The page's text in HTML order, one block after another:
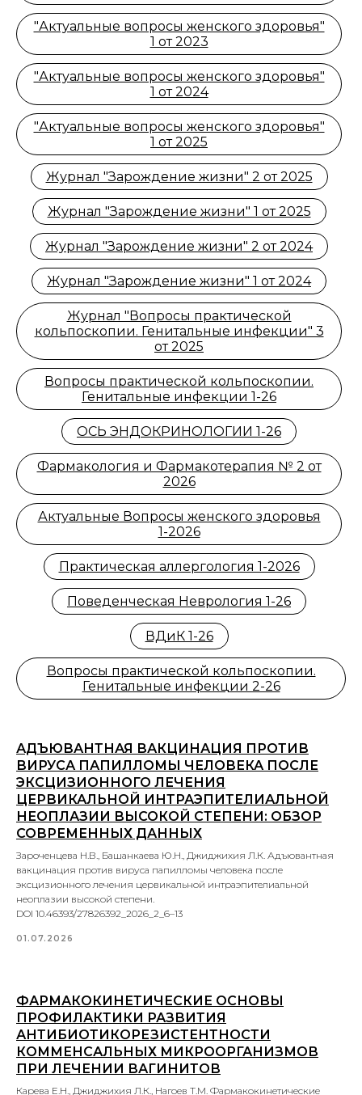
"Актуальные вопросы женского здоровья"
1 от 2023
"Актуальные вопросы женского здоровья"
1 от 2024
"Актуальные вопросы женского здоровья"
1 от 2025
Журнал "Зарождение жизни" 2 от 2025
Журнал "Зарождение жизни" 1 от 2025
Журнал "Зарождение жизни" 2 от 2024
Журнал "Зарождение жизни" 1 от 2024
Журнал "Вопросы практической
кольпоскопии. Генитальные инфекции" 3
от 2025
Вопросы практической кольпоскопии.
Генитальные инфекции 1-26
ОСЬ ЭНДОКРИНОЛОГИИ 1-26
Фармакология и Фармакотерапия № 2 от
2026
Актуальные Вопросы женского здоровья
1-2026
Практическая аллергология 1-2026
Поведенческая Неврология 1-26
ВДиК 1-26
Вопросы практической кольпоскопии.
Генитальные инфекции 2-26
АДЪЮВАНТНАЯ ВАКЦИНАЦИЯ ПРОТИВ
ВИРУСА ПАПИЛЛОМЫ ЧЕЛОВЕКА ПОСЛЕ
ЭКСЦИЗИОННОГО ЛЕЧЕНИЯ
ЦЕРВИКАЛЬНОЙ ИНТРАЭПИТЕЛИАЛЬНОЙ
НЕОПЛАЗИИ ВЫСОКОЙ СТЕПЕНИ: ОБЗОР
СОВРЕМЕННЫХ ДАННЫХ
Зароченцева Н.В., Башанкаева Ю.Н., Джиджихия Л.К. Адъювантная
вакцинация против вируса папилломы человека после
эксцизионного лечения цервикальной интраэпителиальной
неоплазии высокой степени.
DOI 10.46393/27826392_2026_2_6–13
01.07.2026
ФАРМАКОКИНЕТИЧЕСКИЕ ОСНОВЫ
ПРОФИЛАКТИКИ РАЗВИТИЯ
АНТИБИОТИКОРЕЗИСТЕНТНОСТИ
КОММЕНСАЛЬНЫХ МИКРООРГАНИЗМОВ
ПРИ ЛЕЧЕНИИ ВАГИНИТОВ
Карева Е.Н., Джиджихия Л.К., Нагоев Т.М. Фармакокинетические